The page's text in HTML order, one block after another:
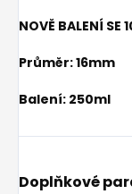
NOVĚ BALENÍ SE
Průměr: 16mm
Balení: 250ml
Doplňkové